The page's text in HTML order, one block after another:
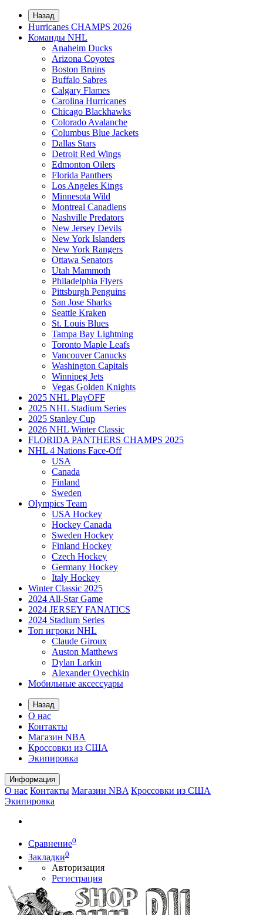
Назад
Hurricanes CHAMPS 2026
Команды NHL
Anaheim Ducks
Arizona Coyotes
Boston Bruins
Buffalo Sabres
Calgary Flames
Carolina Hurricanes
Chicago Blackhawks
Colorado Avalanche
Columbus Blue Jackets
Dallas Stars
Detroit Red Wings
Edmonton Oilers
Florida Panthers
Los Angeles Kings
Minnesota Wild
Montreal Canadiens
Nashville Predators
New Jersey Devils
New York Islanders
New York Rangers
Ottawa Senators
Utah Mammoth
Philadelphia Flyers
Pittsburgh Penguins
San Jose Sharks
Seattle Kraken
St. Louis Blues
Tampa Bay Lightning
Toronto Maple Leafs
Vancouver Canucks
Washington Capitals
Winnipeg Jets
Vegas Golden Knights
2025 NHL PlayOFF
2025 NHL Stadium Series
2025 Stanley Cup
2026 NHL Winter Classic
FLORIDA PANTHERS CHAMPS 2025
NHL 4 Nations Face-Off
USA
Canada
Finland
Sweden
Olympics Team
USA Hockey
Hockey Canada
Sweden Hockey
Finland Hockey
Czech Hockey
Germany Hockey
Italy Hockey
Winter Classic 2025
2024 All-Star Game
2024 JERSEY FANATICS
2024 Stadium Series
Топ игроки NHL
Claude Giroux
Auston Matthews
Dylan Larkin
Alexander Ovechkin
Мобильные аксессуары
Назад
О нас
Контакты
Магазин NBA
Кроссовки из США
Экипировка
Информация
О нас Контакты Магазин NBA Кроссовки из США
Экипировка
Сравнение0
Закладки0
Авторизация
Регистрация